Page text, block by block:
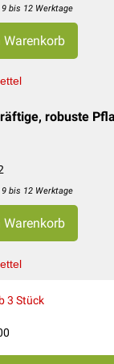
bis 12 Werktage
robuste
bis 12 Werktage
3 Stück